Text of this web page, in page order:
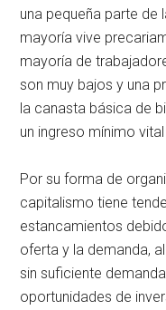
una pequeña parte de
mayoría vive
mayoría de
son muy bajos y una
la canasta básica de
un ingreso mínimo
Por su forma de
capitalismo tiene
estancamientos
oferta y la demanda,
sin suficiente
oportunidades de